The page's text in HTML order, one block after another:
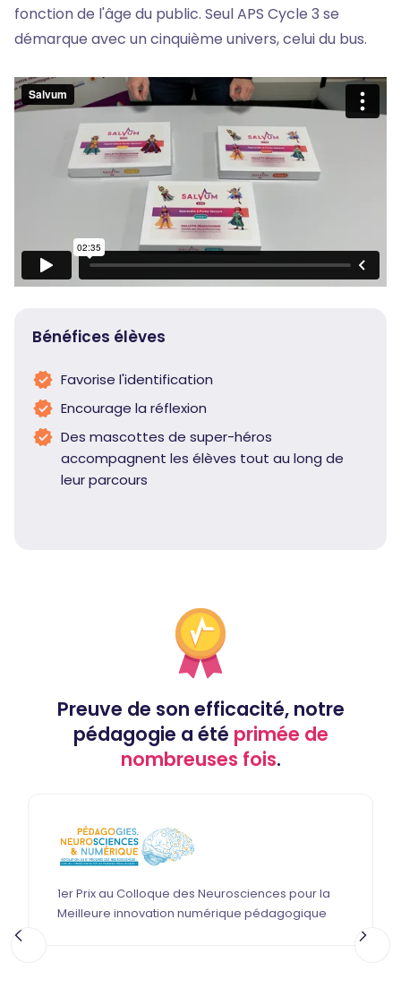
fonction de l'âge du public. Seul APS Cycle 3 se
démarque avec un cinquième univers, celui du bus.
Bénéfices élèves
Favorise l'identification
Encourage la réflexion
Des mascottes de super-héros
accompagnent les élèves tout au long de
leur parcours
Preuve de son efficacité, notre
pédagogie a été primée de
nombreuses fois.
1er Prix au Colloque des Neurosciences pour la
Meilleure innovation numérique pédagogique